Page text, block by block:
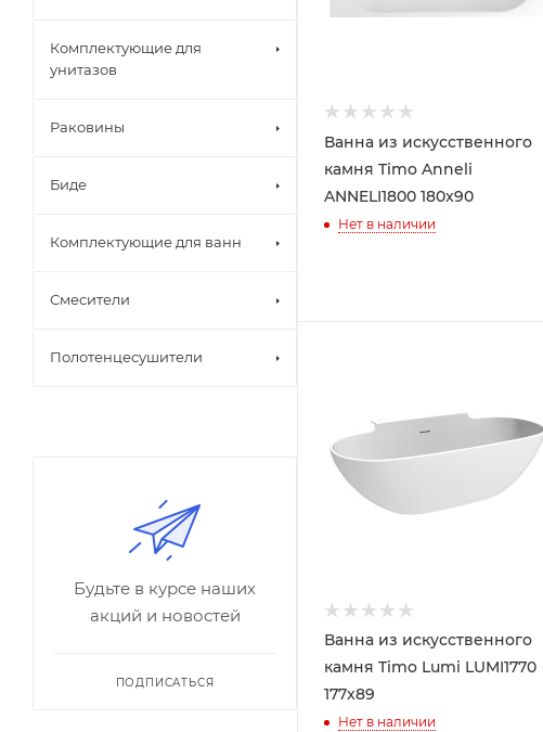
Ванна из искусственного
камня Timo Anneli
ANNELI1800 180x90
Нет в наличии
Ванна из искусственного
камня Timo Lumi LUMI1770
177x89
Нет в наличии
Комплектующие для
унитазов
Раковины
Биде
Комплектующие для ванн
Смесители
Полотенцесушители
Будьте в курсе наших
акций и новостей
ПОДПИСАТЬСЯ